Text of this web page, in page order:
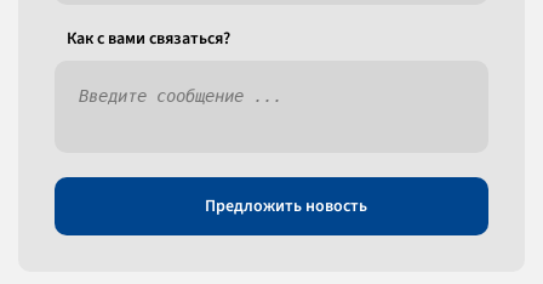
Как c вами связаться?
Предложить новость